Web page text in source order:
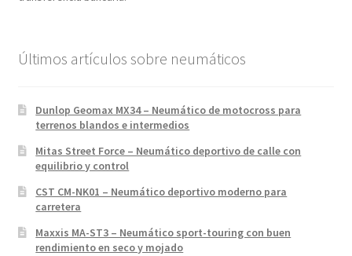
Últimos artículos sobre neumáticos
Dunlop Geomax MX34 – Neumático de motocross para
terrenos blandos e intermedios
Mitas Street Force – Neumático deportivo de calle con
equilibrio y control
CST CM-NK01 – Neumático deportivo moderno para
carretera
Maxxis MA-ST3 – Neumático sport-touring con buen
rendimiento en seco y mojado